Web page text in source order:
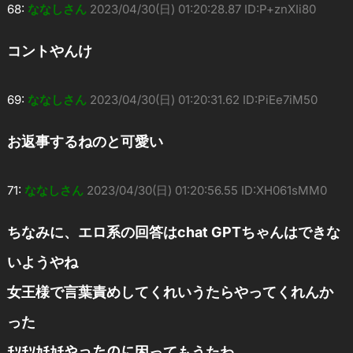
68: ななしさん 2023/04/30(日) 01:20:28.87 ID:P+znXIi80
コントやんけ
69: ななしさん 2023/04/30(日) 01:20:31.62 ID:PiEe7iM50
お返事するねのと可愛い
71: ななしさん 2023/04/30(日) 01:20:56.55 ID:XH061sMM0
ちなみに、エロ系の回答はchat GPTちゃんはできな
いようやね
女王様で言葉責めしてくれいうたらやってくれんか
った